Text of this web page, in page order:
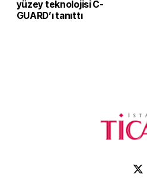
yüzey teknolojisi C-
GUARD’ı tanıttı